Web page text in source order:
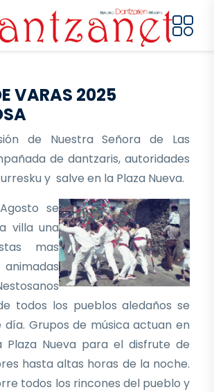
principal
VARAS 2025
de Nuestra Señora de Las
de dantzaris, autoridades
y salve en la Plaza Nueva.
se
villa una
mas
todos los pueblos aledaños se
Grupos de música actuan en
Nueva para el disfrute de
hasta altas horas de la noche.
todos los rincones del pueblo y